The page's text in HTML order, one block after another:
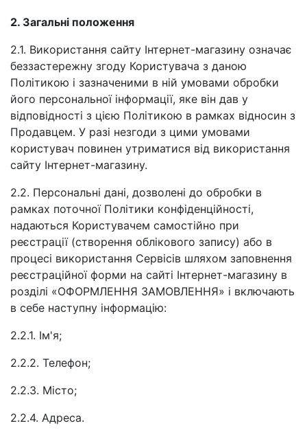
2. Загальні положення
2.1. Використання сайту Інтернет-магазину означає
беззастережну згоду Користувача з даною
Політикою і зазначеними в ній умовами обробки
його персональної інформації, яке він дав у
відповідності з цією Політикою в рамках відносин з
Продавцем. У разі незгоди з цими умовами
користувач повинен утриматися від використання
сайту Інтернет-магазину.
2.2. Персональні дані, дозволені до обробки в
рамках поточної Політики конфіденційності,
надаються Користувачем самостійно при
реєстрації (створення облікового запису) або в
процесі використання Сервісів шляхом заповнення
реєстраційної форми на сайті Інтернет-магазину в
розділі «ОФОРМЛЕННЯ ЗАМОВЛЕННЯ» і включають
в себе наступну інформацію:
2.2.1. Ім'я;
2.2.2. Телефон;
2.2.3. Місто;
2.2.4. Адреса.